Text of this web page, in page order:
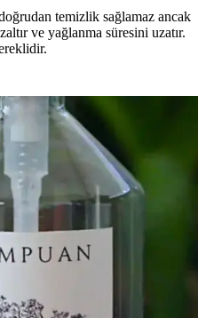
temizlik sağlamaz ancak
ve yağlanma süresini uzatır.